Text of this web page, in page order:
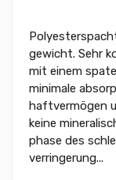
gewicht. Sehr
mit einem
minimale
haftvermögen
keine
phase des
verringerung...